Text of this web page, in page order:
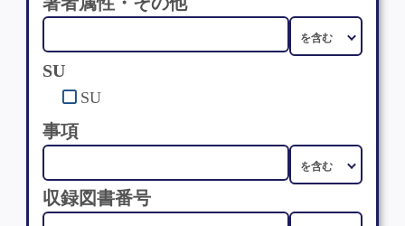
SU
SU
事項
収録図書番号